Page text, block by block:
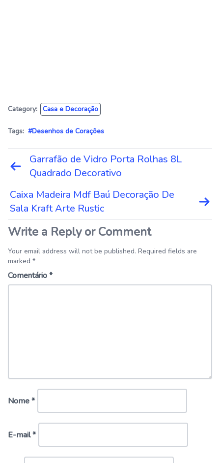
Category: Casa e Decoração
Tags: #Desenhos de Corações
Navegação
de
Garrafão de Vidro Porta Rolhas 8L
Quadrado Decorativo
Caixa Madeira Mdf Baú Decoração De
Sala Kraft Arte Rustic
Write a Reply or Comment
Your email address will not be published. Required fields are
marked *
Comentário*
Nome*
E-mail*